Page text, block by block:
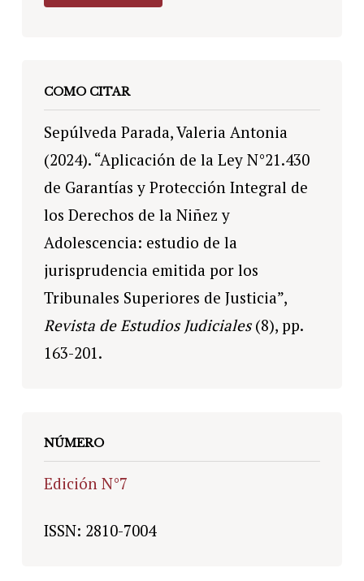
COMO CITAR
Sepúlveda Parada, Valeria Antonia
(2024). “Aplicación de la Ley N°21.430
de Garantías y Protección Integral de
los Derechos de la Niñez y
Adolescencia: estudio de la
jurisprudencia emitida por los
Tribunales Superiores de Justicia”,
Revista de Estudios Judiciales(8), pp.
163-201.
NÚMERO
Edición N°7
ISSN: 2810-7004